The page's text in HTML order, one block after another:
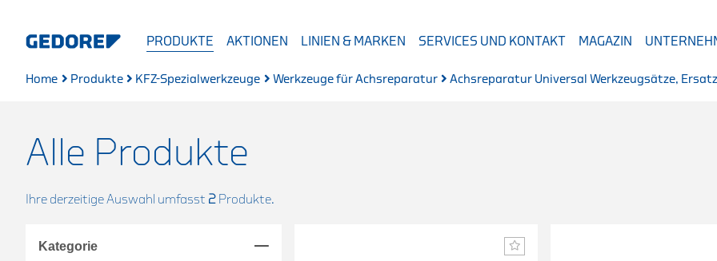
PRODUKTE AKTIONEN LINIEN & MARKEN SERVICES UND KONTAKT MAGAZIN
Home Produkte KFZ-Spezialwerkzeuge Werkzeuge für Achsreparatur Achsreparatur Universal Werkzeugsätze,
Alle Produkte
Ihre derzeitige Auswahl umfasst 2 Produkte.
Kategorie